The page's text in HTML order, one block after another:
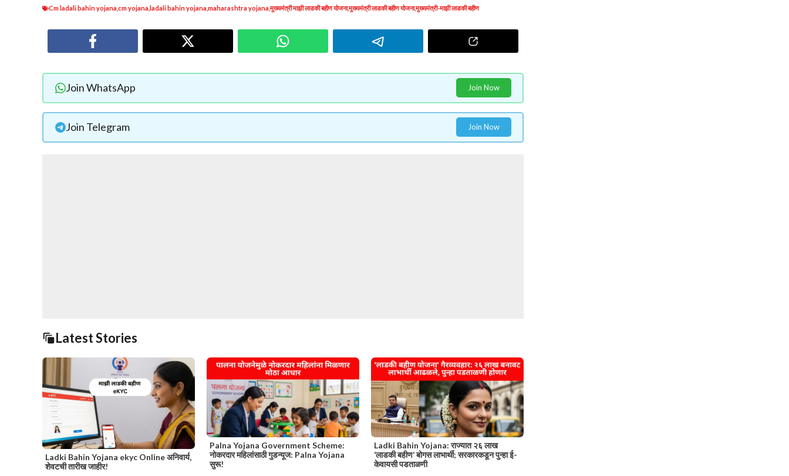
Cm ladali bahin yojanacm yojana ladali bahin yojanamaharashtra yojana,मुख्यमंत्री माझी लाडकी बहीण योजना,मुख्यमंत्री लाडकी बहीण योजना,मुख्यमंत्री-माझी लाडकी बहीण
Join WhatsApp Join Now
Join Telegram Join Now
Latest Stories
Ladki Bahin Yojana ekyc Online अनिवार्य,
शेवटची तारीख जाहीर!
Palna Yojana Government Scheme:
नोकरदार महिलांसाठी गुडन्यूज: Palna Yojana
सुरू!
Ladki Bahin Yojana: राज्यात २६ लाख
‘लाडकी बहीण’ बोगस लाभार्थी; सरकारकडून पुन्हा ई-
केवायसी पडताळणी